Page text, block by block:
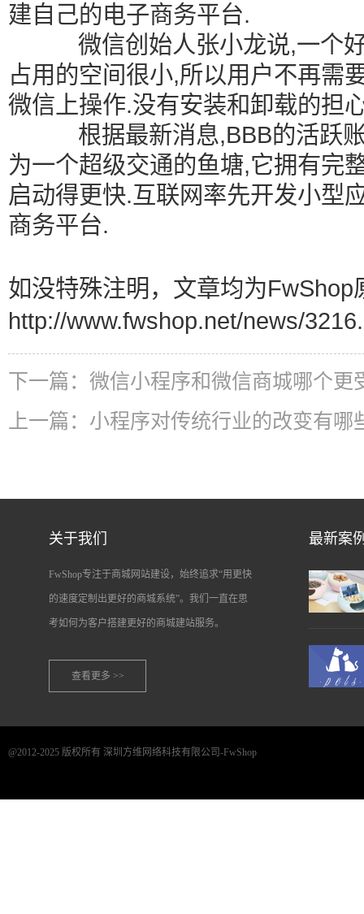
建自己的电子商务平台.
微信创始人张小龙说,一个好
占用的空间很小,所以用户不再需
微信上操作.没有安装和卸载的担
根据最新消息,BBB的活跃账
为一个超级交通的鱼塘,它拥有完
启动得更快.互联网率先开发小型
商务平台.
如没特殊注明，文章均为FwShop
http://www.fwshop.net/news/
下一篇： 微信小程序和微信商城哪个更
上一篇： 小程序对传统行业的改变有哪
关于我们
FwShop专注于商城网站建设，始终追求“用更快
的速度定制出更好的商城系统”。我们一直在思
考如何为客户搭建更好的商城建站服务。
查看更多 >>
最新案
@2012-2025 版权所有 深圳方维网络科技有限公司-FwShop